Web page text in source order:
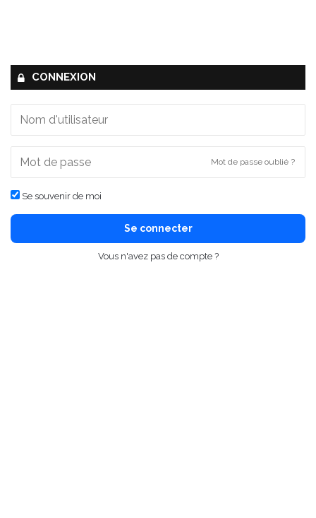
CONNEXION
Mot de passe oublié ?
Se souvenir de moi
Se connecter
Vous n'avez pas de compte ?